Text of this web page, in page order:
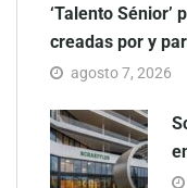
‘Talento
creadas por y
agosto 7, 2026